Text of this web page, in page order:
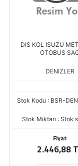
DIS KOL ISUZU
OTOBUS
DENIZLER
Stok Kodu : BSR-
Stok Miktarı : Stok
Fiyat
2.446,88